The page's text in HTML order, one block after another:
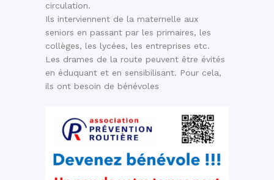
circulation.
Ils interviennent de la maternelle aux
seniors en passant par les primaires, les
collèges, les lycées, les entreprises etc.
Les drames de la route peuvent être évités
en éduquant et en sensibilisant. Pour cela,
ils ont besoin de bénévoles